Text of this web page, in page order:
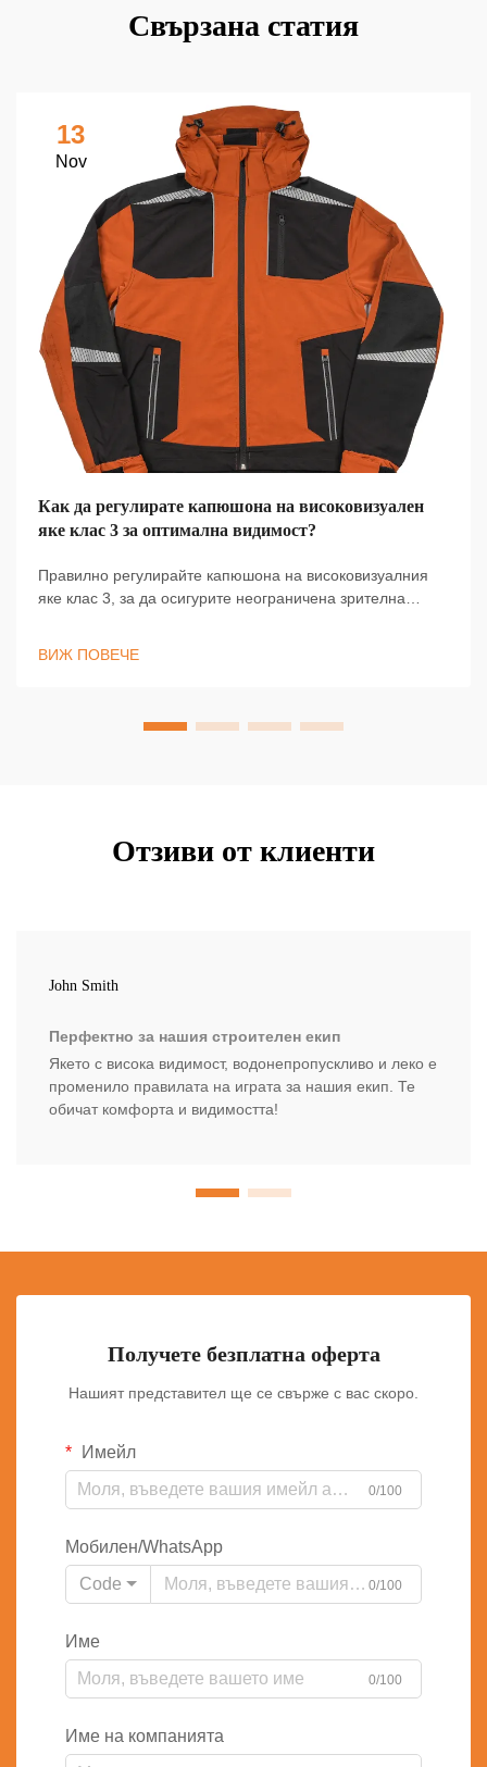
Свързана статия
13
Nov
Как да регулирате капюшона на високовизуален
яке клас 3 за оптимална видимост?
Правилно регулирайте капюшона на високовизуалния
яке клас 3, за да осигурите неограничена зрителна
ВИЖ ПОВЕЧЕ
Отзиви от клиенти
John Smith
Перфектно за нашия строителен екип
Якето с висока видимост, водонепропускливо и леко е
променило правилата на играта за нашия екип. Те
обичат комфорта и видимостта!
Получете безплатна оферта
Нашият представител ще се свърже с вас скоро.
Имейл
0/100
Мобилен/WhatsApp
Code
0/100
Име
0/100
Име на компанията